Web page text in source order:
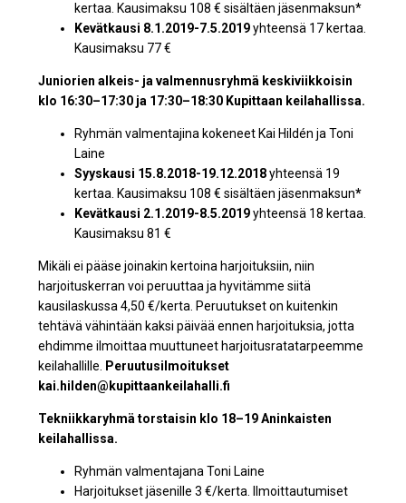
kertaa. Kausimaksu 108 € sisältäen jäsenmaksun*
Kevätkausi 8.1.2019-7.5.2019yhteensä 17 kertaa.
Kausimaksu 77 €
Juniorien alkeis- ja valmennusryhmä keskiviikkoisin
klo 16:30–17:30 ja 17:30–18:30 Kupittaan keilahallissa.
Ryhmän valmentajina kokeneet Kai Hildén ja Toni
Laine
Syyskausi 15.8.2018-19.12.2018yhteensä 19
kertaa. Kausimaksu 108 € sisältäen jäsenmaksun*
Kevätkausi 2.1.2019-8.5.2019yhteensä 18 kertaa.
Kausimaksu 81 €
Mikäli ei pääse joinakin kertoina harjoituksiin, niin
harjoituskerran voi peruuttaa ja hyvitämme siitä
kausilaskussa 4,50 €/kerta. Peruutukset on kuitenkin
tehtävä vähintään kaksi päivää ennen harjoituksia, jotta
ehdimme ilmoittaa muuttuneet harjoitusratatarpeemme
keilahallille.
Peruutusilmoitukset
kai.hilden@kupittaankeilahalli.fi
Tekniikkaryhmä torstaisin klo 18–19 Aninkaisten
keilahallissa.
Ryhmän valmentajana Toni Laine
Harjoitukset jäsenille 3 €/kerta. Ilmoittautumiset